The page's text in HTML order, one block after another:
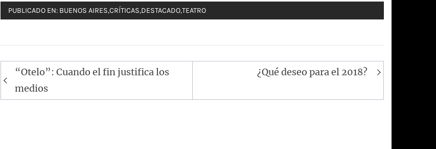
PUBLICADO EN: BUENOS AIRES,CRÍTICAS,DESTACADO,TEATRO
Navegación
de
entradas
“Otelo”: Cuando el fin justifica los
medios
¿Qué deseo para el 2018?